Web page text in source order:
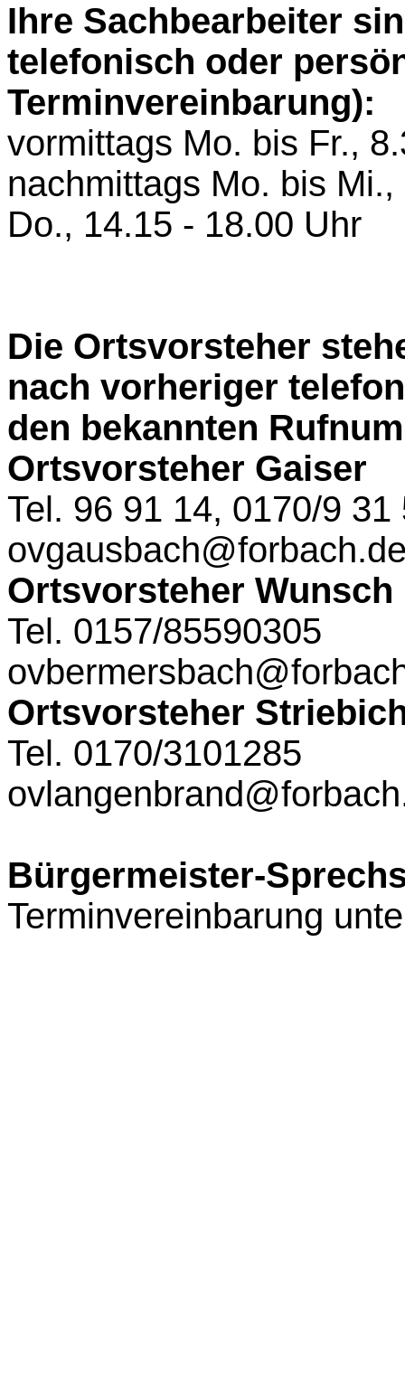
Ihre Sachbearbeiter
telefonisch oder
Terminvereinbarung):
vormittags Mo. bis Fr.,
nachmittags Mo. bis
Do., 14.15 - 18.00 Uhr
Die Ortsvorsteher
nach vorheriger
den bekannten
Ortsvorsteher Gaiser
Tel. 96 91 14, 0170/9 31
Ortsvorsteher Wunsch
Tel. 0157/85590305
Ortsvorsteher
Tel. 0170/3101285
Bürgermeister-
Terminvereinbarung